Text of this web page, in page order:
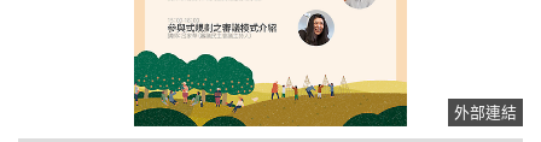
外部連結